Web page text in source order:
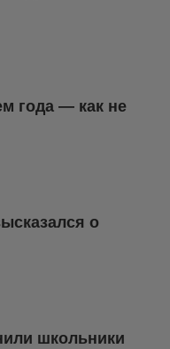
года — как не
о
школьники